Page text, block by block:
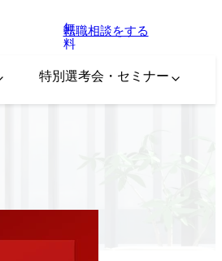
無
料
転職相談をする
特別選考会・セミナー